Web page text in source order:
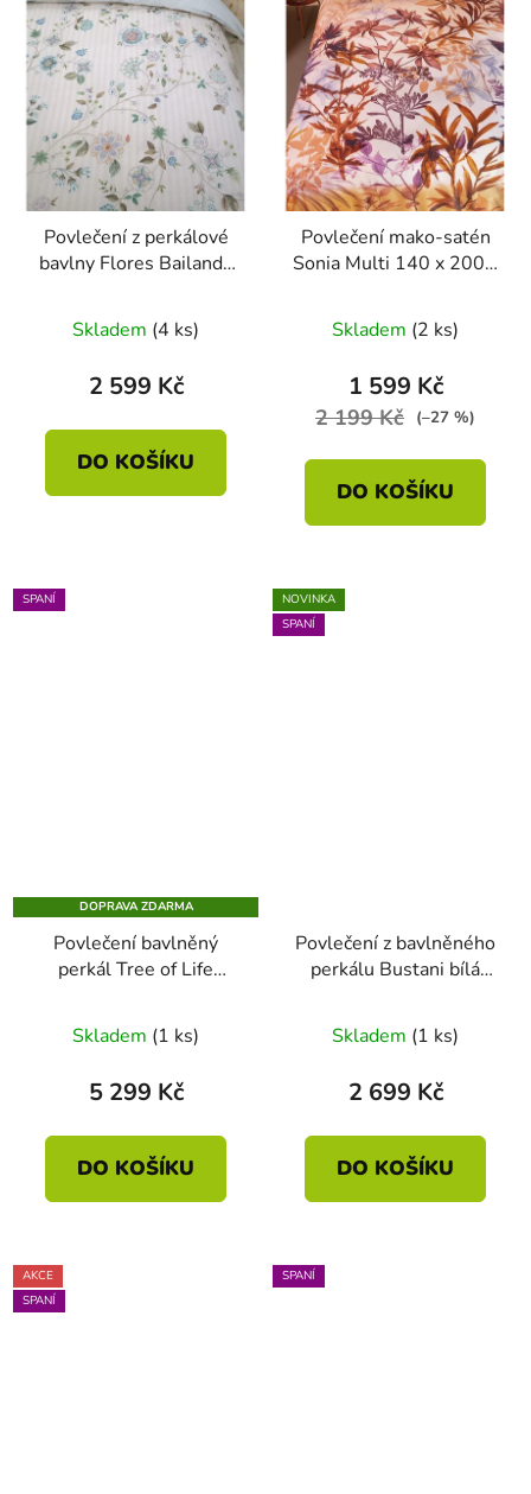
Povlečení z perkálové
bavlny Flores Bailando
70 x 90
Skladem (4 ks)
2 599 Kč
DO KOŠÍKU
Povlečení mako-satén
Sonia Multi 140 x 200 -
Skladem (2 ks)
1 599 Kč
2 199 Kč (–27 %)
DO KOŠÍKU
SPANÍ
DOPRAVA ZDARMA
Povlečení bavlněný
perkál Tree of Life
Skladem (1 ks)
5 299 Kč
DO KOŠÍKU
NOVINKA
SPANÍ
Povlečení z bavlněného
perkálu Bustani bílá
Skladem (1 ks)
2 699 Kč
DO KOŠÍKU
AKCE
SPANÍ
SPANÍ